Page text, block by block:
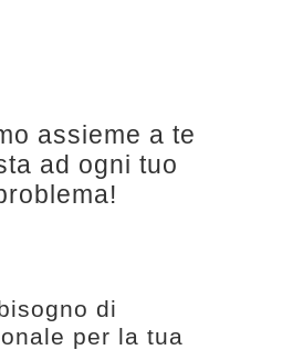
assieme a te
ad ogni tuo
di
per la tua